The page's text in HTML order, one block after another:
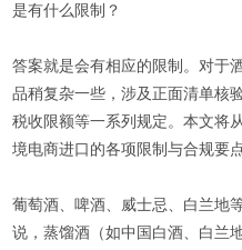
是有什么限制？
答案就是会有相应的限制。对于
品稍复杂一些，涉及正面清单核
税收限额等一系列规定。本文将
境电商进口的各项限制与合规要点
葡萄酒、啤酒、威士忌、白兰地
说，蒸馏酒（如中国白酒、白兰